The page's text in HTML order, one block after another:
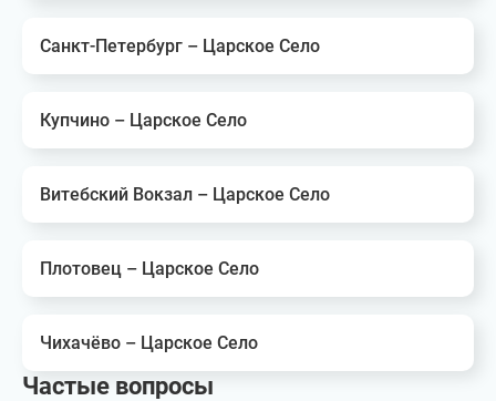
Санкт-Петербург – Царское Село
Купчино – Царское Село
Витебский Вокзал – Царское Село
Плотовец – Царское Село
Чихачёво – Царское Село
Частые вопросы